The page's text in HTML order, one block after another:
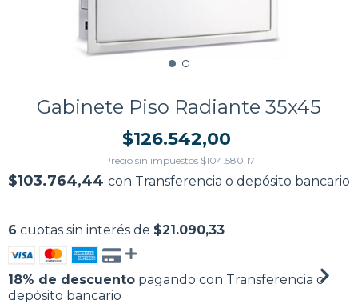
Gabinete Piso Radiante 35x45
$126.542,00
Precio sin impuestos $104.580,17
$103.764,44 con Transferencia o depósito bancario
6 cuotas sin interés de $21.090,33
18% de descuento pagando con Transferencia o
depósito bancario